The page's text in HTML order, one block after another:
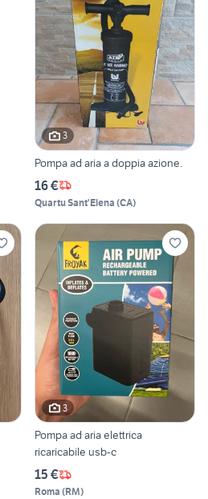
3
Pompa ad aria a doppia azione.
16 €
Quartu Sant'Elena (CA)
3
Pompa ad aria elettrica
ricaricabile usb-c
15 €
Roma (RM)